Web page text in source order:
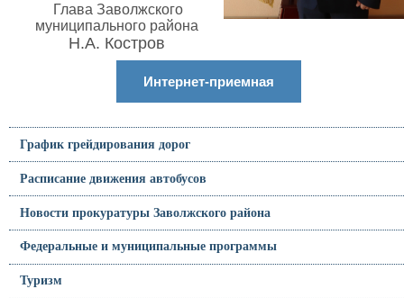
Глава Заволжского
муниципального района
Н.А. Костров
Интернет-приемная
График грейдирования дорог
Расписание движения автобусов
Новости прокуратуры Заволжского района
Федеральные и муниципальные программы
Туризм